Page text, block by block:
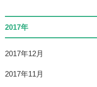
2017年
2017年12月
2017年11月